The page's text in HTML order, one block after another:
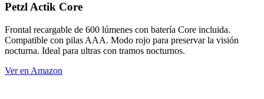
Petzl Actik Core
Frontal recargable de 600 lúmenes con batería Core incluida.
Compatible con pilas AAA. Modo rojo para preservar la visión
nocturna. Ideal para ultras con tramos nocturnos.
Ver en Amazon